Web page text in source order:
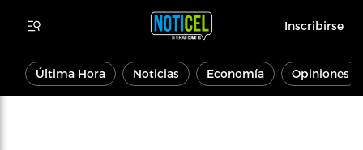
Inscribirse
Última Hora Noticias Economía Opiniones